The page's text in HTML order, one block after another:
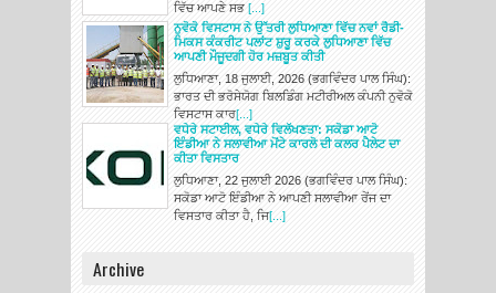
ਵਿੱਚ ਆਪਣੇ ਸਭ [...]
ਨੁਵੋਕੋ ਵਿਸਟਾਸ ਨੇ ਉੱਤਰੀ ਲੁਧਿਆਣਾ ਵਿੱਚ ਨਵਾਂ ਰੈਡੀ-
ਮਿਕਸ ਕੰਕਰੀਟ ਪਲਾਂਟ ਸ਼ੁਰੂ ਕਰਕੇ ਲੁਧਿਆਣਾ ਵਿੱਚ
ਆਪਣੀ ਮੌਜੂਦਗੀ ਹੋਰ ਮਜ਼ਬੂਤ ਕੀਤੀ
ਲੁਧਿਆਣਾ, 18 ਜੁਲਾਈ, 2026 (ਭਗਵਿੰਦਰ ਪਾਲ ਸਿੰਘ):
ਭਾਰਤ ਦੀ ਭਰੋਸੇਯੋਗ ਬਿਲਡਿੰਗ ਮਟੀਰੀਅਲ ਕੰਪਨੀ ਨੁਵੋਕੋ
ਵਿਸਟਾਸ ਕਾਰ[...]
ਵਧੇਰੇ ਸਟਾਈਲ, ਵਧੇਰੇ ਵਿਲੱਖਣਤਾ: ਸਕੋਡਾ ਆਟੋ
ਇੰਡੀਆ ਨੇ ਸਲਾਵੀਆ ਮੋਂਟੇ ਕਾਰਲੋ ਦੀ ਕਲਰ ਪੈਲੇਟ ਦਾ
ਕੀਤਾ ਵਿਸਤਾਰ
ਲੁਧਿਆਣਾ, 22 ਜੁਲਾਈ 2026 (ਭਗਵਿੰਦਰ ਪਾਲ ਸਿੰਘ):
ਸਕੋਡਾ ਆਟੋ ਇੰਡੀਆ ਨੇ ਆਪਣੀ ਸਲਾਵੀਆ ਰੇਂਜ ਦਾ
ਵਿਸਤਾਰ ਕੀਤਾ ਹੈ, ਜਿ[...]
Archive